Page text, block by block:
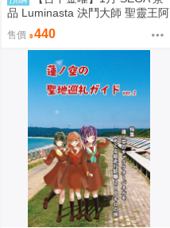
品 Luminasta 決鬥大師 聖靈王阿
爾卡迪亞斯 0901
售價 440